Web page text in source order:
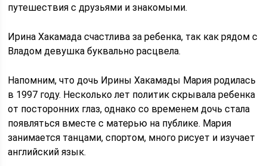
путешествия с друзьями и знакомыми.
Ирина Хакамада счастлива за ребенка, так как рядом с
Владом девушка буквально расцвела.
Напомним, что дочь Ирины Хакамады Мария родилась
в 1997 году. Несколько лет политик скрывала ребенка
от посторонних глаз, однако со временем дочь стала
появляться вместе с матерью на публике. Мария
занимается танцами, спортом, много рисует и изучает
английский язык.